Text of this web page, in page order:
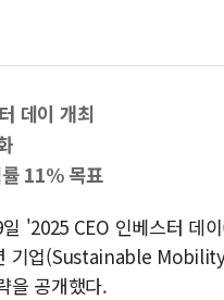
데이 개최
11% 목표
'2025 CEO 인베스터 데
기업(Sustainable
을 공개했다.